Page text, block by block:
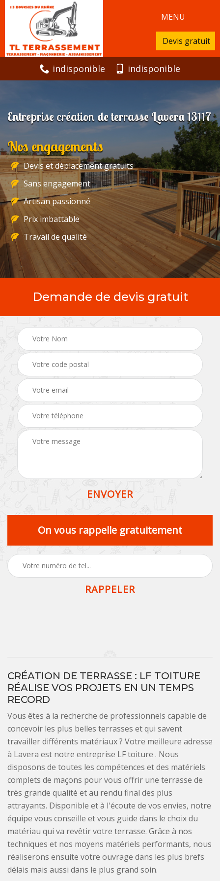
MENU
Devis gratuit
indisponible indisponible
Entreprise création de terrasse Lavera 13117
Nos engagements
Devis et déplacement gratuits
Sans engagement
Artisan passionné
Prix imbattable
Travail de qualité
Demande de devis gratuit
On vous rappelle gratuitement
CRÉATION DE TERRASSE : LF TOITURE
RÉALISE VOS PROJETS EN UN TEMPS
RECORD
Vous êtes à la recherche de professionnels capable de
concevoir les plus belles terrasses et qui savent
travailler différents matériaux ? Votre meilleure adresse
à Lavera est notre entreprise LF toiture . Nous
disposons de toutes les compétences et des matériels
complets de maçons pour vous offrir une terrasse de
très grande qualité et au rendu final des plus
attrayants. Disponible et à l'écoute de vos envies, notre
équipe vous conseille et vous guide dans le choix du
matériau qui va revêtir votre terrasse. Grâce à nos
techniques et nos moyens matériels performants, nous
réaliserons ensuite votre ouvrage dans les plus brefs
délais mais aussi dans le plus grand soin.